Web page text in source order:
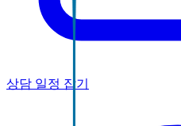
상담 일정 잡기